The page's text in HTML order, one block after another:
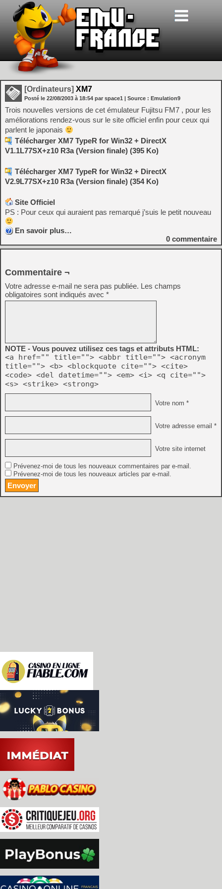
[Ordinateurs] XM7
Posté le 22/08/2003 à 18:54 par space1 | Source : Emulation9
Trois nouvelles versions de cet émulateur Fujitsu FM7 , pour les
améliorations rendez-vous sur le site officiel enfin pour ceux qui
parlent le japonais
Télécharger XM7 TypeR for Win32 + DirectX
V1.1L77SX+z10 R3a (Version finale) (395 Ko)
Télécharger XM7 TypeR for Win32 + DirectX
V2.9L77SX+z10 R3a (Version finale) (354 Ko)
Site Officiel
PS : Pour ceux qui auraient pas remarqué j’suis le petit nouveau
En savoir plus…
0 commentaire
Commentaire ¬
Votre adresse e-mail ne sera pas publiée. Les champs
obligatoires sont indiqués avec *
NOTE - Vous pouvez utilisez ces tags et attributs HTML:
<a href="" title=""> <abbr title=""> <acronym
title=""> <b> <blockquote cite=""> <cite>
<code> <del datetime=""> <em> <i> <q cite="">
<s> <strike> <strong>
Votre nom *
Votre adresse email *
Votre site internet
Prévenez-moi de tous les nouveaux commentaires par e-mail.
Prévenez-moi de tous les nouveaux articles par e-mail.